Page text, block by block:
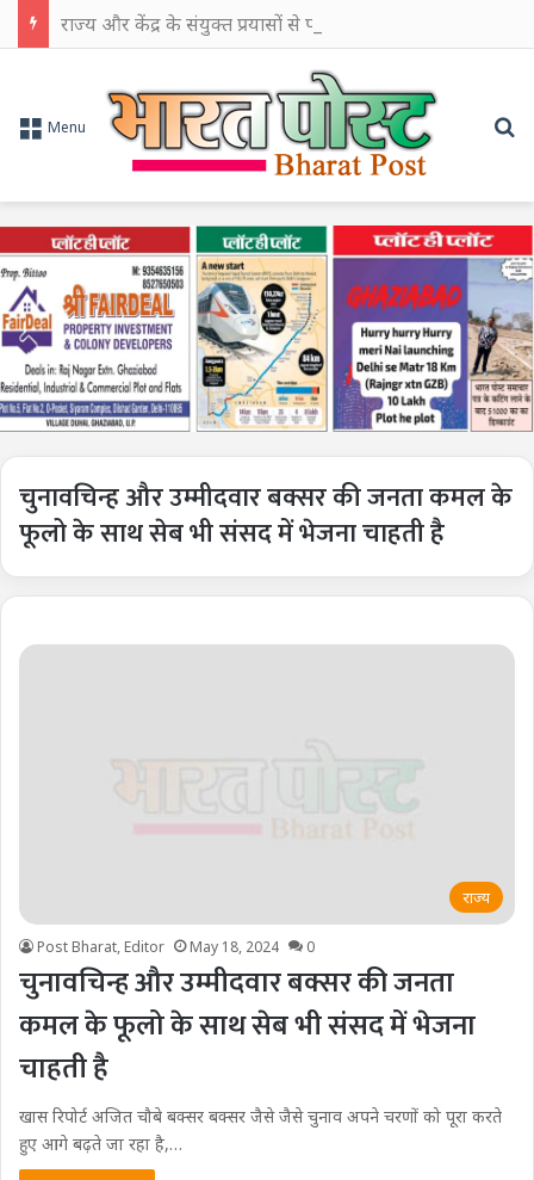
Menu
चुनावचिन्ह और उम्मीदवार बक्सर की जनता कमल के
फूलो के साथ सेब भी संसद में भेजना चाहती है
राज्य
Post Bharat, Editor May 18, 2024 0
चुनावचिन्ह और उम्मीदवार बक्सर की जनता
कमल के फूलो के साथ सेब भी संसद में भेजना
चाहती है
खास रिपोर्ट अजित चौबे बक्सर बक्सर जैसे जैसे चुनाव अपने चरणों को पूरा करते
हुए आगे बढ़ते जा रहा है,…